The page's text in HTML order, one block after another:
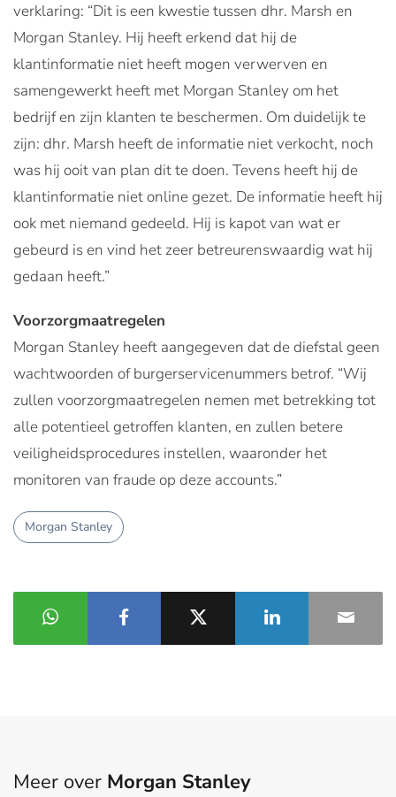
verklaring: “Dit is een kwestie tussen dhr. Marsh en
Morgan Stanley. Hij heeft erkend dat hij de
klantinformatie niet heeft mogen verwerven en
samengewerkt heeft met Morgan Stanley om het
bedrijf en zijn klanten te beschermen. Om duidelijk te
zijn: dhr. Marsh heeft de informatie niet verkocht, noch
was hij ooit van plan dit te doen. Tevens heeft hij de
klantinformatie niet online gezet. De informatie heeft hij
ook met niemand gedeeld. Hij is kapot van wat er
gebeurd is en vind het zeer betreurenswaardig wat hij
gedaan heeft.”
Voorzorgmaatregelen
Morgan Stanley heeft aangegeven dat de diefstal geen
wachtwoorden of burgerservicenummers betrof. “Wij
zullen voorzorgmaatregelen nemen met betrekking tot
alle potentieel getroffen klanten, en zullen betere
veiligheidsprocedures instellen, waaronder het
monitoren van fraude op deze accounts.”
Morgan Stanley
Meer over Morgan Stanley